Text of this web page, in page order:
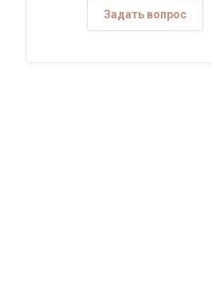
Задать вопрос